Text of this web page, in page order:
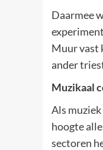
Daarmee
Muur vast
ander
Muzikaal
Als
hoogte
sectoren